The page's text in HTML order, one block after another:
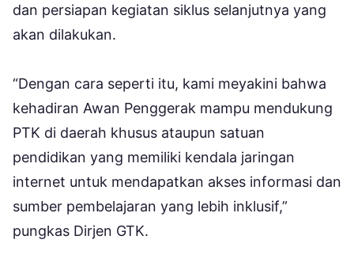
dan persiapan kegiatan siklus selanjutnya yang
akan dilakukan.
“Dengan cara seperti itu, kami meyakini bahwa
kehadiran Awan Penggerak mampu mendukung
PTK di daerah khusus ataupun satuan
pendidikan yang memiliki kendala jaringan
internet untuk mendapatkan akses informasi dan
sumber pembelajaran yang lebih inklusif,”
pungkas Dirjen GTK.